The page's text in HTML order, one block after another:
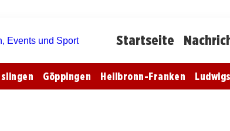
Startseite
Göppingen Heilbronn-Franken